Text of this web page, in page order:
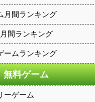
月間ランキング
間ランキング
ームランキング
無料ゲーム
ーゲーム